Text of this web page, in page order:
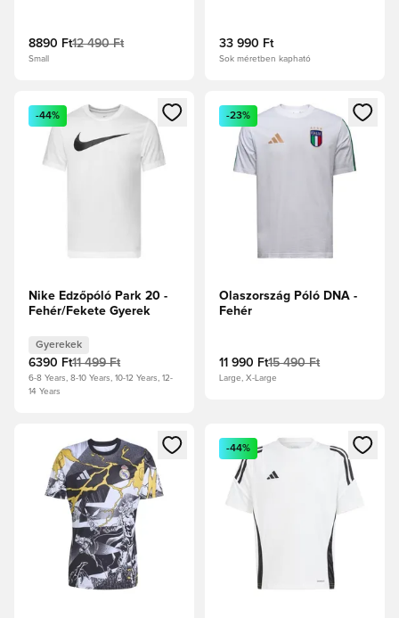
8890 Ft12 490 Ft
Small
33 990 Ft
Sok méretben kapható
Megnyit egy modált a bejelentkezéshez vagy a tagként
-44%
Nike Edzőpóló Park 20 -
Fehér/Fekete Gyerek
Gyerekek
6390 Ft11 499 Ft
6-8 Years, 8-10 Years, 10-12 Years, 12-
14 Years
Megnyit egy modált a
-23%
Olaszország Póló DNA -
Fehér
11 990 Ft15 490 Ft
Large, X-Large
Megnyit egy modált a bejelentkezéshez vagy a tagként
Megnyit egy modált a
-44%